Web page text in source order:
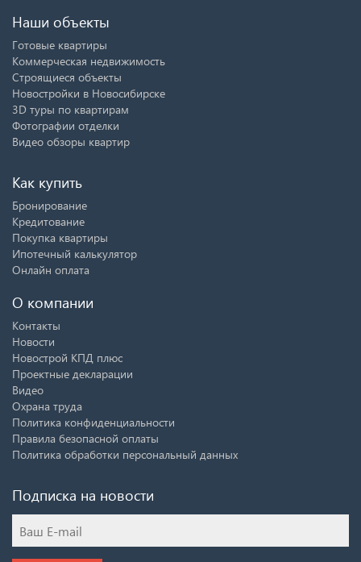
Наши объекты
Готовые квартиры
Коммерческая недвижимость
Строящиеся объекты
Новостройки в Новосибирске
3D туры по квартирам
Фотографии отделки
Видео обзоры квартир
Как купить
Бронирование
Кредитование
Покупка квартиры
Ипотечный калькулятор
Онлайн оплата
О компании
Контакты
Новости
Новострой КПД плюс
Проектные декларации
Видео
Охрана труда
Политика конфиденциальности
Правила безопасной оплаты
Политика обработки персональный данных
Подписка на новости